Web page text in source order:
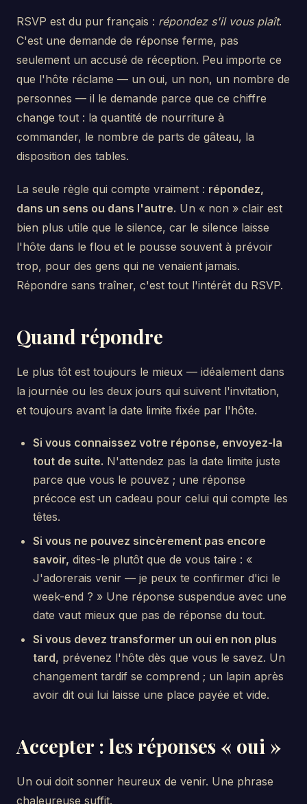
RSVP est du pur français : répondez s'il vous plaît.
C'est une demande de réponse ferme, pas
seulement un accusé de réception. Peu importe ce
que l'hôte réclame — un oui, un non, un nombre de
personnes — il le demande parce que ce chiffre
change tout : la quantité de nourriture à
commander, le nombre de parts de gâteau, la
disposition des tables.
La seule règle qui compte vraiment : répondez,
dans un sens ou dans l'autre. Un « non » clair est
bien plus utile que le silence, car le silence laisse
l'hôte dans le flou et le pousse souvent à prévoir
trop, pour des gens qui ne venaient jamais.
Répondre sans traîner, c'est tout l'intérêt du RSVP.
Quand répondre
Le plus tôt est toujours le mieux — idéalement dans
la journée ou les deux jours qui suivent l'invitation,
et toujours avant la date limite fixée par l'hôte.
Si vous connaissez votre réponse, envoyez-la
tout de suite. N'attendez pas la date limite juste
parce que vous le pouvez ; une réponse
précoce est un cadeau pour celui qui compte les
têtes.
Si vous ne pouvez sincèrement pas encore
savoir, dites-le plutôt que de vous taire : «
J'adorerais venir — je peux te confirmer d'ici le
week-end ? » Une réponse suspendue avec une
date vaut mieux que pas de réponse du tout.
Si vous devez transformer un oui en non plus
tard, prévenez l'hôte dès que vous le savez. Un
changement tardif se comprend ; un lapin après
avoir dit oui lui laisse une place payée et vide.
Accepter : les réponses « oui »
Un oui doit sonner heureux de venir. Une phrase
chaleureuse suffit.